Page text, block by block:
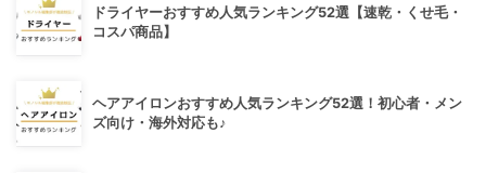
ドライヤーおすすめ人気ランキング52選【速乾・くせ毛・
コスパ商品】
ヘアアイロンおすすめ人気ランキング52選！初心者・メン
ズ向け・海外対応も♪